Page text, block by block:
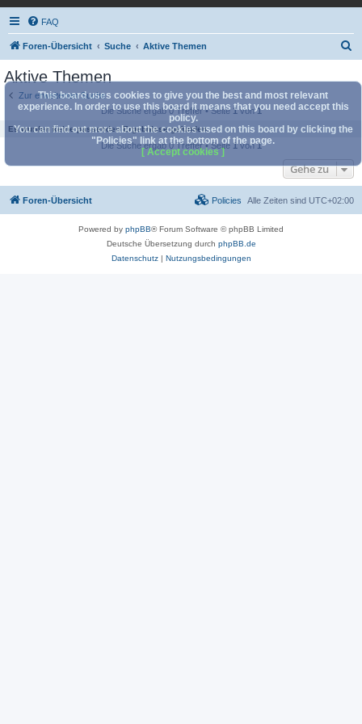
FAQ
Foren-Übersicht Suche Aktive Themen
c
Aktive Themen
Zur erweiterten Suche
Die Suche ergab 0 Treffer • Seite 1von1
Es wurden keine passenden Ergebnisse gefunden.
Die Suche ergab 0 Treffer • Seite 1von1
Gehe zu
This board uses cookies to give you the best and most relevant
experience. In order to use this board it means that you need accept this
policy.
You can find out more about the cookies used on this board by clicking the
"Policies" link at the bottom of the page.
[ Accept cookies ]
Foren-Übersicht Alle Zeiten sind UTC+02:00
Policies
Powered by phpBB® Forum Software © phpBB Limited
Deutsche Übersetzung durch phpBB.de
Datenschutz| Nutzungsbedingungen